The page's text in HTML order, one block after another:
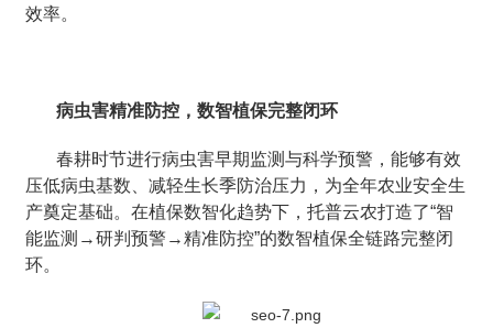
效率。
病虫害精准防控，数智植保完整闭环
春耕时节进行病虫害早期监测与科学预警，能够有效
压低病虫基数、减轻生长季防治压力，为全年农业安全生
产奠定基础。在植保数智化趋势下，托普云农打造了“智
能监测→研判预警→精准防控”的数智植保全链路完整闭
环。